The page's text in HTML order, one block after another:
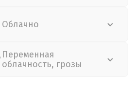
Облачно
Переменная
облачность, грозы